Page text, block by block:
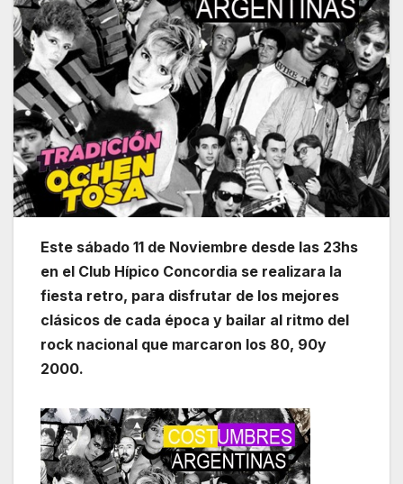
Este sábado 11 de Noviembre desde las 23hs
en el Club Hípico Concordia se realizara la
fiesta retro, para disfrutar de los mejores
clásicos de cada época y bailar al ritmo del
rock nacional que marcaron los 80, 90y
2000.